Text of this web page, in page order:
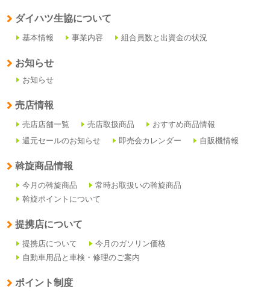
ダイハツ生協について
基本情報 事業内容 組合員数と出資金の状況
お知らせ
お知らせ
売店情報
売店店舗一覧 売店取扱商品
おすすめ商品情報
還元セールのお知らせ
即売会カレンダー 自販機情報
斡旋商品情報
今月の斡旋商品
常時お取扱いの斡旋商品
斡旋ポイントについて
提携店について
提携店について
今月のガソリン価格
自動車用品と車検・修理のご案内
ポイント制度